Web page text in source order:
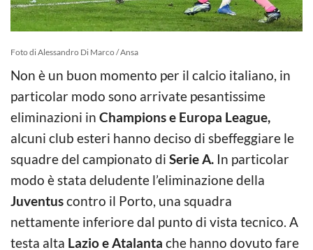
Foto di Alessandro Di Marco / Ansa
Non è un buon momento per il calcio italiano, in
particolar modo sono arrivate pesantissime
eliminazioni in Champions e Europa League,
alcuni club esteri hanno deciso di sbeffeggiare le
squadre del campionato di Serie A. In particolar
modo è stata deludente l’eliminazione della
Juventuscontro il Porto, una squadra
nettamente inferiore dal punto di vista tecnico. A
testa alta Lazio e Atalanta che hanno dovuto fare